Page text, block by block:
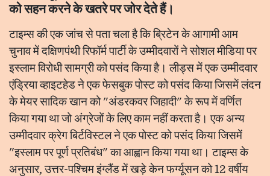
को सहन करने के खतरे पर जोर देते हैं।
टाइम्स की एक जांच से पता चला है कि ब्रिटेन के आगामी आम
चुनाव में दक्षिणपंथी रिफॉर्म पार्टी के उम्मीदवारों ने सोशल मीडिया पर
इस्लाम विरोधी सामग्री को पसंद किया है। लीड्स में एक उम्मीदवार
एंड्रिया व्हाइटहेड ने एक फेसबुक पोस्ट को पसंद किया जिसमें लंदन
के मेयर सादिक खान को "अंडरकवर जिहादी" के रूप में वर्णित
किया गया था जो अंग्रेजों के लिए काम नहीं करता है। एक अन्य
उम्मीदवार क्रेग बिर्टविस्टल ने एक पोस्ट को पसंद किया जिसमें
"इस्लाम पर पूर्ण प्रतिबंध" का आह्वान किया गया था। टाइम्स के
अनुसार, उत्तर-पश्चिम इंग्लैंड में खड़े केन फर्ग्यूसन को 12 वर्षीय